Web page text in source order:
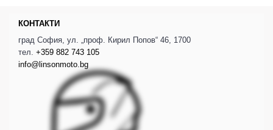
КОНТАКТИ
град София, ул. „проф. Кирил Попов“ 46, 1700
тел. +359 882 743 105
info@linsonmoto.bg